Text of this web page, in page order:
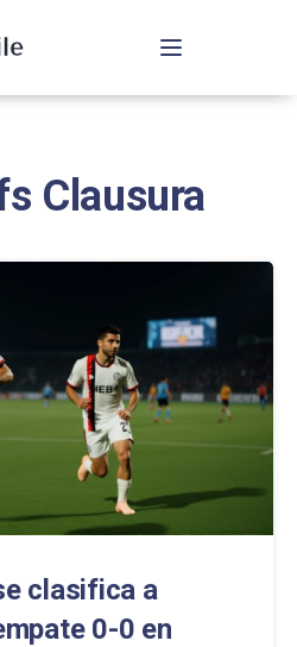
Navegación de
Clausura
clasifica a
0-0 en